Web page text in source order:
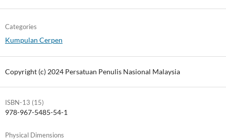
Categories
Kumpulan Cerpen
Copyright (c) 2024 Persatuan Penulis Nasional Malaysia
ISBN-13 (15)
978-967-5485-54-1
Physical Dimensions